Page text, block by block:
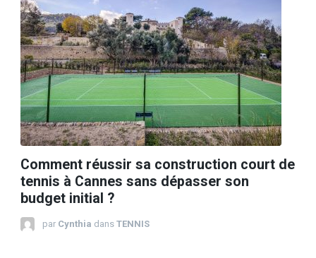
Comment réussir sa construction court de
tennis à Cannes sans dépasser son
budget initial ?
par Cynthia dans TENNIS